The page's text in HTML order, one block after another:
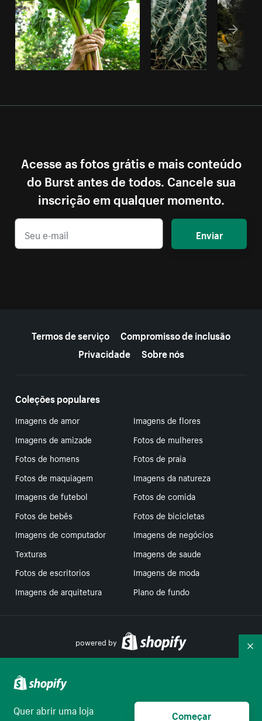
Acesse as fotos grátis e mais conteúdo
do Burst antes de todos. Cancele sua
inscrição em qualquer momento.
Enviar
Termos de serviço
Compromisso de inclusão
Privacidade
Sobre nós
Coleções populares
Imagens de amor
Imagens de flores
Imagens de amizade
Fotos de mulheres
Fotos de homens
Fotos de praia
Fotos de maquiagem
Imagens da natureza
Imagens de futebol
Fotos de comida
Fotos de bebês
Fotos de bicicletas
Imagens de computador
Imagens de negócios
Texturas
Imagens de saude
Fotos de escritorios
Imagens de moda
Imagens de arquitetura
Plano de fundo
powered by
Suas escolhas de privacidade
Quer abrir uma loja
Começar